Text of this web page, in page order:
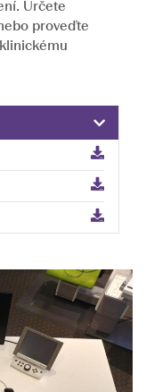
Určete
proveďte